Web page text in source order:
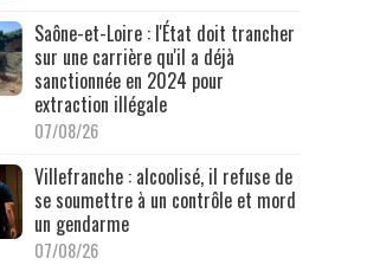
Saône-et-Loire : l'État doit trancher
sur une carrière qu'il a déjà
sanctionnée en 2024 pour
extraction illégale
07/08/26
Villefranche : alcoolisé, il refuse de
se soumettre à un contrôle et mord
un gendarme
07/08/26